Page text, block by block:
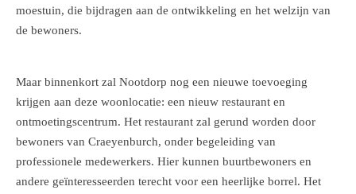
moestuin, die bijdragen aan de ontwikkeling en het welzijn van
de bewoners.
Maar binnenkort zal Nootdorp nog een nieuwe toevoeging
krijgen aan deze woonlocatie: een nieuw restaurant en
ontmoetingscentrum. Het restaurant zal gerund worden door
bewoners van Craeyenburch, onder begeleiding van
professionele medewerkers. Hier kunnen buurtbewoners en
andere geïnteresseerden terecht voor een heerlijke borrel. Het